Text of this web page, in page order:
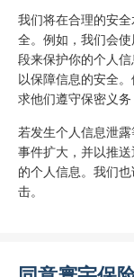
我们将在合理的安
全。例如，我们会
段来保护你的个人
以保障信息的安全
求他们遵守保密义务
若发生个人信息泄
事件扩大，并以推
的个人信息。我们
击。